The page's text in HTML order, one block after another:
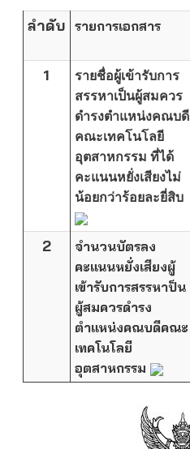
ลำดับ รายการเอกสาร
1
รายชื่อผู้เข้ารับการ
สรรหาเป็นผู้สมควร
ดำรงตำแหน่งคณบดี
คณะเทคโนโลยี
อุตสาหกรรม ที่ได้
คะแนนหยั่งเสียงไม่
น้อยกว่าร้อยละยี่สิบ
2
จำนวนบัตรลง
คะแนนหยั่งเสียงผู้
เข้ารับการสรรหาป็น
ผู้สมควรดำรง
ตำแหน่งคณบดีคณะ
เทคโนโลยี
อุตสาหกรรม